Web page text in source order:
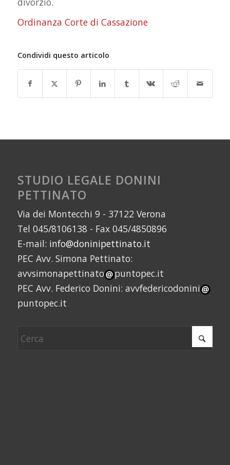
Ordinanza Corte di Cassazione
Condividi questo articolo
STUDIO LEGALE DONINI
PETTINATO
Via dei Montecchi 9 - 37122 Verona
Tel 045/8106138 - Fax 045/4850896
E-mail: info@doninipettinato.it
PEC Avv. Simona Pettinato:
avvsimonapettinato
puntopec.it
PEC Avv. Federico Donini: avvfedericodonini
puntopec.it